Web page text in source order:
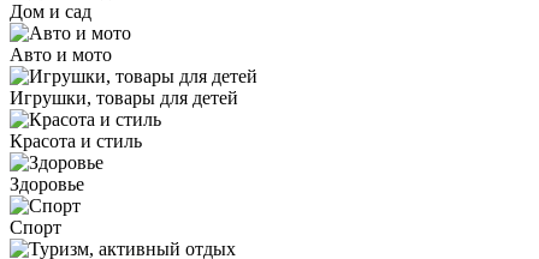
Дом и сад
Авто и мото
Игрушки, товары для детей
Красота и стиль
Здоровье
Спорт